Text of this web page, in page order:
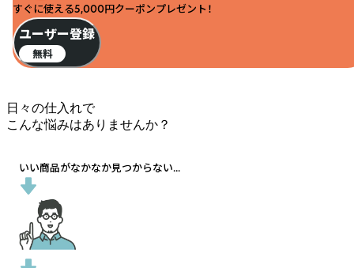
すぐに使える5,000円クーポンプレゼント！
ユーザー登録
無料
日々の仕入れで
こんな悩みはありませんか？
いい商品がなかなか見つからない...